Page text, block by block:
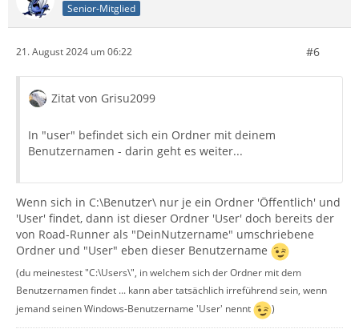
Senior-Mitglied
21. August 2024 um 06:22 #6
Zitat von Grisu2099
In "user" befindet sich ein Ordner mit deinem
Benutzernamen - darin geht es weiter...
Wenn sich in C:\Benutzer\ nur je ein Ordner 'Öffentlich' und
'User' findet, dann ist dieser Ordner 'User' doch bereits der
von Road-Runner als "DeinNutzername" umschriebene
Ordner und "User" eben dieser Benutzername
(du meinestest "C:\Users\", in welchem sich der Ordner mit dem
Benutzernamen findet ... kann aber tatsächlich irreführend sein, wenn
jemand seinen Windows-Benutzername 'User' nennt
)